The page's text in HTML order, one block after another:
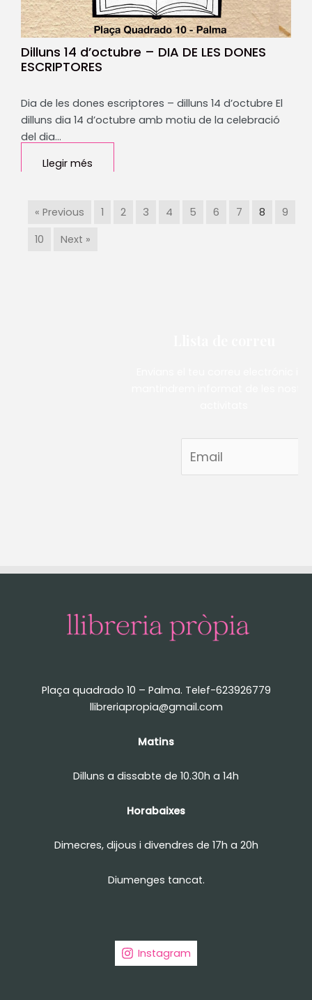
Dilluns 14 d’octubre – DIA DE LES DONES
ESCRIPTORES
Dia de les dones escriptores – dilluns 14 d’octubre El
dilluns dia 14 d’octubre amb motiu de la celebració
del dia…
Llegir més
« Previous 1 2 3 4 5 6 7 8
9
10
Next »
Plaça quadrado 10 – Palma. Telef-623926779
llibreriapropia@gmail.com
Matins
Dilluns a dissabte de 10.30h a 14h
Horabaixes
Dimecres, dijous i divendres de 17h a 20h
Diumenges tancat.
Instagram